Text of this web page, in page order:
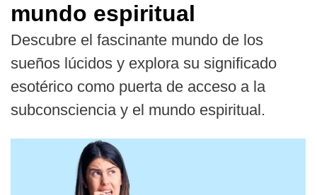
mundo espiritual
Descubre el fascinante mundo de los
sueños lúcidos y explora su significado
esotérico como puerta de acceso a la
subconsciencia y el mundo espiritual.